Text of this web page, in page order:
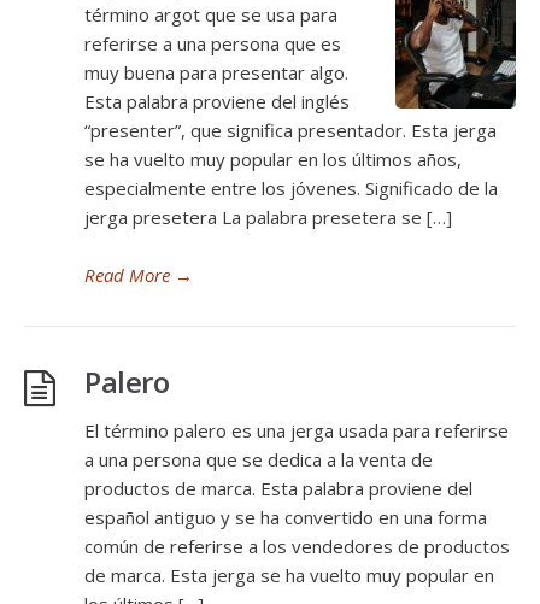
término argot que se usa para
referirse a una persona que es
muy buena para presentar algo.
Esta palabra proviene del inglés
“presenter”, que significa presentador. Esta jerga
se ha vuelto muy popular en los últimos años,
especialmente entre los jóvenes. Significado de la
jerga presetera La palabra presetera se […]
Read More →
Palero
El término palero es una jerga usada para referirse
a una persona que se dedica a la venta de
productos de marca. Esta palabra proviene del
español antiguo y se ha convertido en una forma
común de referirse a los vendedores de productos
de marca. Esta jerga se ha vuelto muy popular en